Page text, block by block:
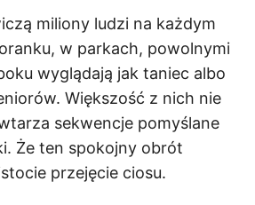
miliony ludzi na każdym
w parkach, powolnymi
wyglądają jak taniec albo
Większość z nich nie
sekwencje pomyślane
Że ten spokojny obrót
przejęcie ciosu.